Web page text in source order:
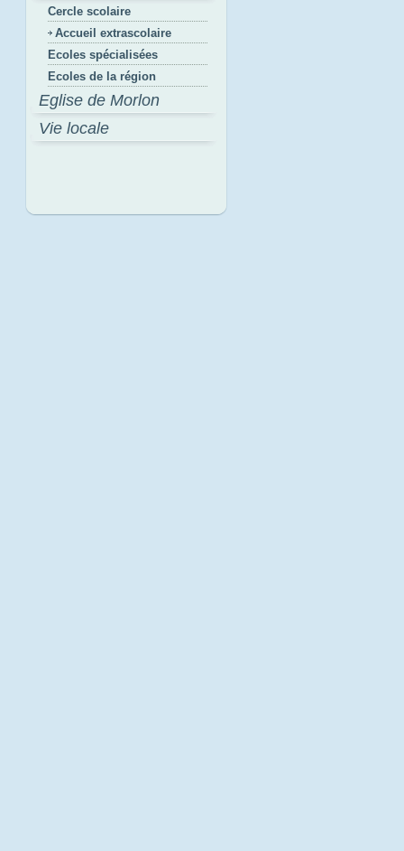
Cercle scolaire
Accueil extrascolaire
Ecoles spécialisées
Ecoles de la région
Eglise de Morlon
Vie locale